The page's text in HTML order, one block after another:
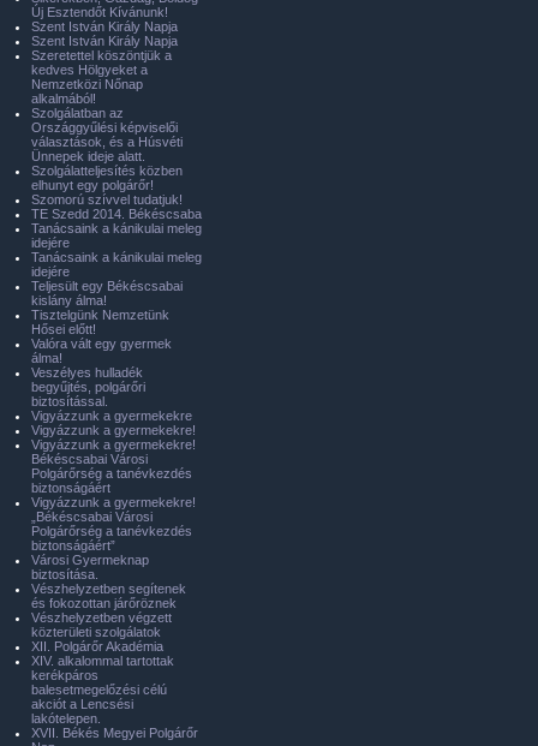
Új Esztendőt Kívánunk!
Szent István Király Napja
Szent István Király Napja
Szeretettel köszöntjük a
kedves Hölgyeket a
Nemzetközi Nőnap
alkalmából!
Szolgálatban az
Országgyűlési képviselői
választások, és a Húsvéti
Ünnepek ideje alatt.
Szolgálatteljesítés közben
elhunyt egy polgárőr!
Szomorú szívvel tudatjuk!
TE Szedd 2014. Békéscsaba
Tanácsaink a kánikulai meleg
idejére
Tanácsaink a kánikulai meleg
idejére
Teljesült egy Békéscsabai
kislány álma!
Tisztelgünk Nemzetünk
Hősei előtt!
Valóra vált egy gyermek
álma!
Veszélyes hulladék
begyűjtés, polgárőri
biztosítással.
Vigyázzunk a gyermekekre
Vigyázzunk a gyermekekre!
Vigyázzunk a gyermekekre!
Békéscsabai Városi
Polgárőrség a tanévkezdés
biztonságáért
Vigyázzunk a gyermekekre!
„Békéscsabai Városi
Polgárőrség a tanévkezdés
biztonságáért”
Városi Gyermeknap
biztosítása.
Vészhelyzetben segítenek
és fokozottan járőröznek
Vészhelyzetben végzett
közterületi szolgálatok
XII. Polgárőr Akadémia
XIV. alkalommal tartottak
kerékpáros
balesetmegelőzési célú
akciót a Lencsési
lakótelepen.
XVII. Békés Megyei Polgárőr